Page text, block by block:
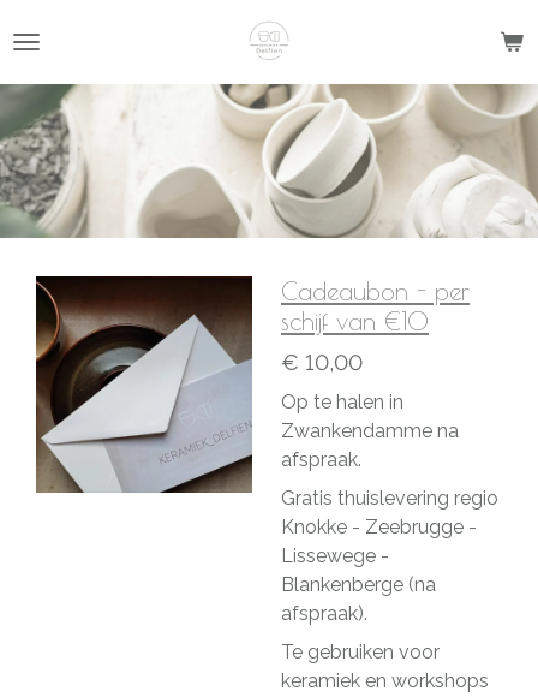
direct
naar
hoofdinhoud
Cadeaubon - per
schijf van €10
€ 10,00
Op te halen in
Zwankendamme na
afspraak.
Gratis thuislevering regio
Knokke - Zeebrugge -
Lissewege -
Blankenberge (na
afspraak).
Te gebruiken voor
keramiek en workshops